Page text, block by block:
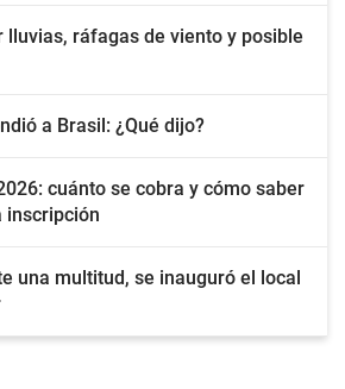
ráfagas de viento y posible
a Brasil: ¿Qué dijo?
cuánto se cobra y cómo saber
inscripción
una multitud, se inauguró el local